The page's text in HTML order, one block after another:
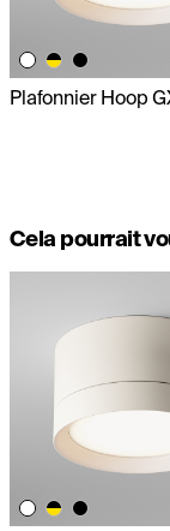
Plafonnier Hoop
Cela pourrait